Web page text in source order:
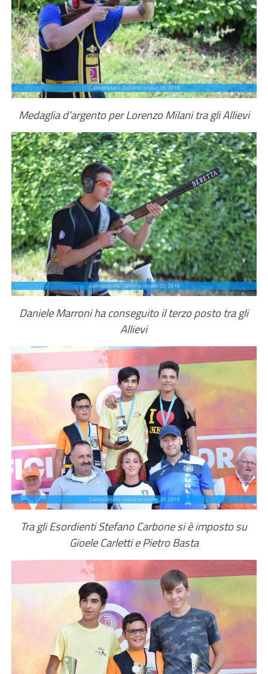
Medaglia d’argento per Lorenzo Milani tra gli Allievi
Daniele Marroni ha conseguito il terzo posto tra gli
Allievi
Tra gli Esordienti Stefano Carbone si è imposto su
Gioele Carletti e Pietro Basta